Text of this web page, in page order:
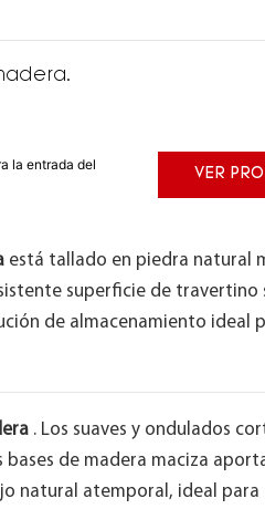
la entrada del
VER
está tallado en piedra natural
superficie de travertino
de almacenamiento ideal
. Los suaves y ondulados
de madera maciza
natural atemporal, ideal